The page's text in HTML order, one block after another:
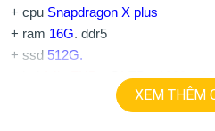
+ cpu Snapdragon X plus
+ ram 16G. ddr5
+ ssd 512G.
LED(1920 x
+ vga Qualcomm Adreno GPU
XEM THÊM